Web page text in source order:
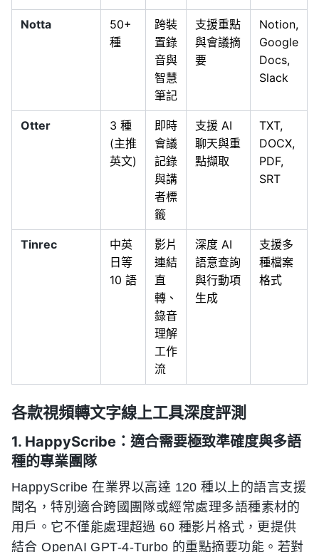
Notta
50+
種
跨裝
置錄
音與
智慧
筆記
支援重點
與會議摘
要
Notion,
Google
Docs,
Slack
Otter
3 種
(主推
英文)
即時
會議
記錄
與講
者標
籤
支援 AI
聊天與重
點擷取
TXT,
DOCX,
PDF,
SRT
Tinrec
中英
日等
10 語
影片
連結
直
轉、
錄音
理解
工作
流
深度 AI
語意查詢
與行動項
生成
支援多
種檔案
格式
各款視頻轉文字線上工具深度評測
1. HappyScribe：適合需要極致準確度與多語
種的專業團隊
HappyScribe 在業界以高達 120 種以上的語言支援
聞名，特別適合跨國團隊或經常處理多語種素材的
用戶。它不僅能處理超過 60 種影片格式，更提供
結合 OpenAI GPT-4-Turbo 的重點摘要功能。若對